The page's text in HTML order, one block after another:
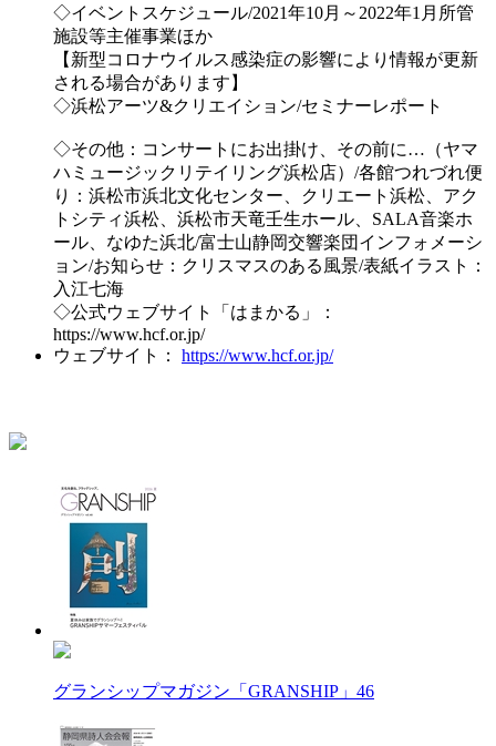
◇イベントスケジュール/2021年10月～2022年1月所管
施設等主催事業ほか
【新型コロナウイルス感染症の影響により情報が更新
される場合があります】
◇浜松アーツ&クリエイション/セミナーレポート
◇その他：コンサートにお出掛け、その前に…（ヤマ
ハミュージックリテイリング浜松店）/各館つれづれ便
り：浜松市浜北文化センター、クリエート浜松、アク
トシティ浜松、浜松市天竜壬生ホール、SALA音楽ホ
ール、なゆた浜北/富士山静岡交響楽団インフォメーシ
ョン/お知らせ：クリスマスのある風景/表紙イラスト：
入江七海
◇公式ウェブサイト「はまかる」：
https://www.hcf.or.jp/
ウェブサイト： https://www.hcf.or.jp/
グランシップマガジン「GRANSHIP」46